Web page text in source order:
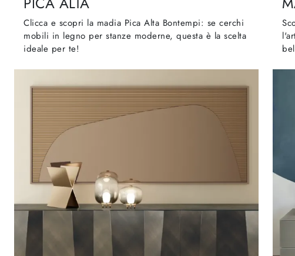
Clicca e scopri la madia Pica Alta Bontempi: se cerchi
mobili in legno per stanze moderne, questa è la scelta
ideale per te!